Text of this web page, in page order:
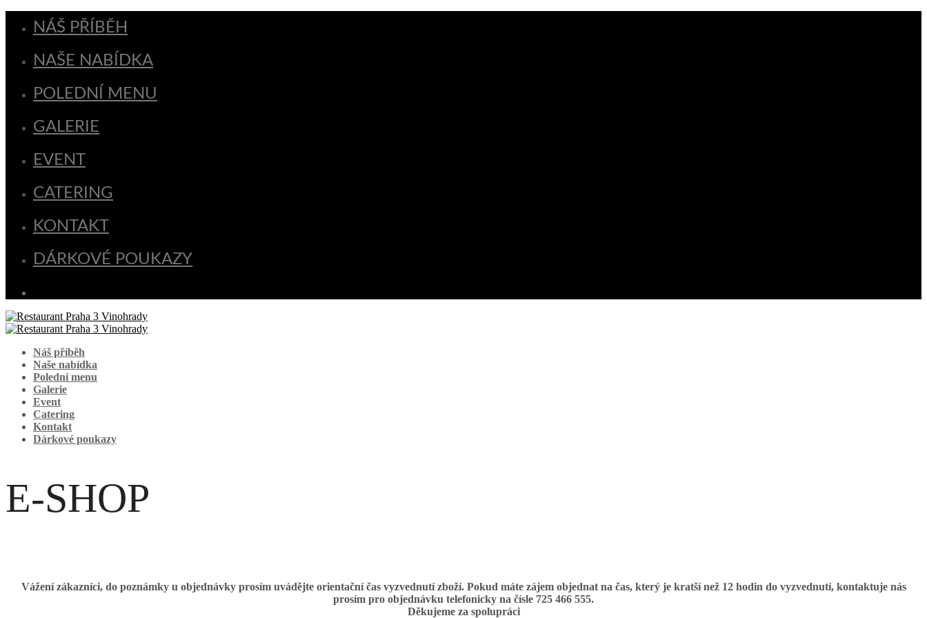
NÁŠ PŘÍBĚH
NAŠE NABÍDKA
POLEDNÍ MENU
GALERIE
EVENT
CATERING
KONTAKT
DÁRKOVÉ POUKAZY
Náš příběh
Naše nabídka
Polední menu
Galerie
Event
Catering
Kontakt
Dárkové poukazy
E-SHOP
Vážení zákazníci, do poznámky u objednávky prosím uvádějte orientační čas vyzvednutí zboží. Pokud máte zájem objednat na čas, který je kratší než 12 hodin do vyzvednutí, kontaktuje nás
prosím pro objednávku telefonicky na čísle 725 466 555.
Děkujeme za spolupráci